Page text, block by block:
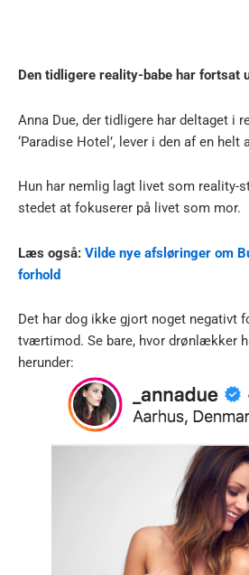
Den tidligere reality-babe har fortsat
Anna Due, der tidligere har deltaget i
‘Paradise Hotel’, lever i den af en
Hun har nemlig lagt livet som reality-
stedet at fokuserer på livet som mor.
Læs også: Vilde nye afsløringer om
forhold
Det har dog ikke gjort noget negativt
tværtimod. Se bare, hvor drønlækker
herunder: